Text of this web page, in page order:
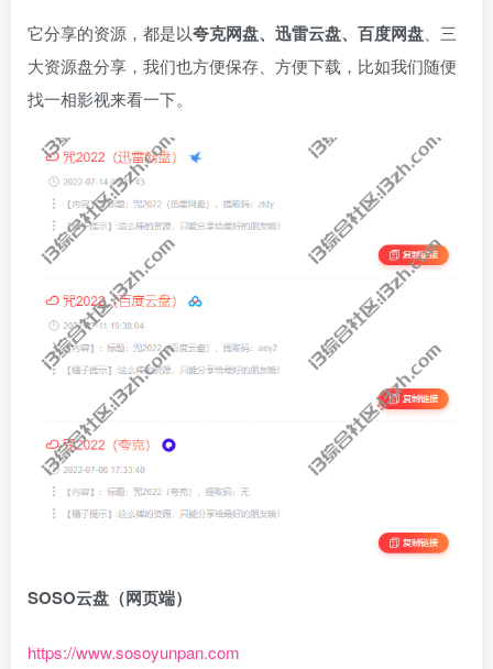
它分享的资源，都是以夸克网盘、迅雷云盘、百度网盘、三
大资源盘分享，我们也方便保存、方便下载，比如我们随便
找一相影视来看一下。
SOSO云盘（网页端）
https://www.sosoyunpan.com